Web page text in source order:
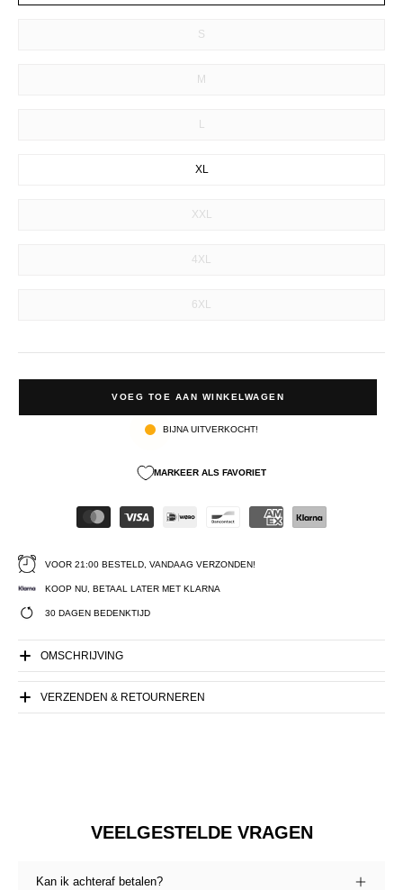
S
M
L
XL
XXL
4XL
6XL
VOEG TOE AAN WINKELWAGEN
BIJNA UITVERKOCHT!
MARKEER ALS FAVORIET
VOOR 21:00 BESTELD, VANDAAG VERZONDEN!
KOOP NU, BETAAL LATER MET KLARNA
30 DAGEN BEDENKTIJD
OMSCHRIJVING
VERZENDEN & RETOURNEREN
VEELGESTELDE VRAGEN
Kan ik achteraf betalen?